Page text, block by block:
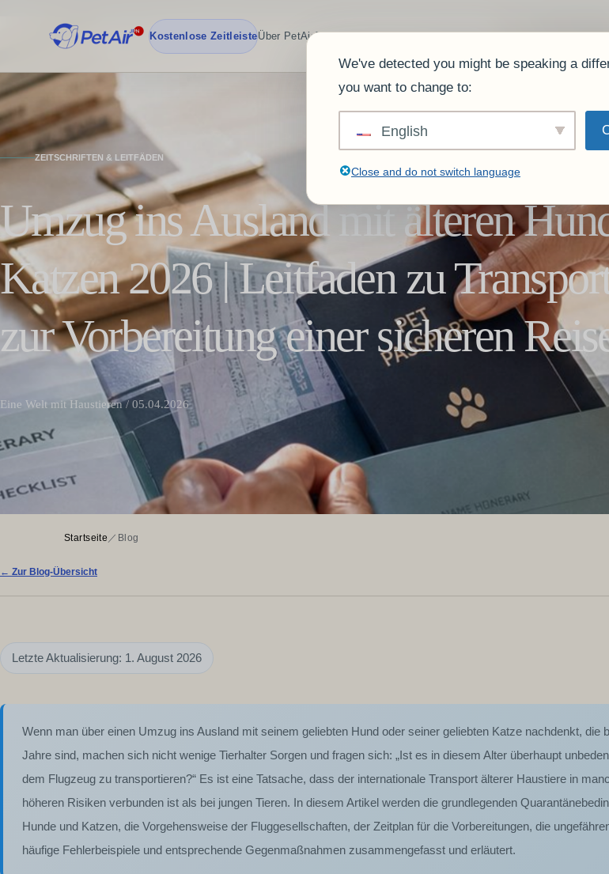
Kostenlose ZeitleisteÜber PetAirJPNTeamDienstleistungAnklagen.Was unsere Kunden
ZEITSCHRIFTEN & LEITFÄDEN
Umzug ins Ausland mit älteren
Katzen 2026 | Leitfaden zu
zur Vorbereitung einer sicheren
Eine Welt mit Haustieren / 05.04.2026
Startseite ／ Blog
← Zur Blog-Übersicht
Letzte Aktualisierung: 1. August 2026
Wenn man über einen Umzug ins Ausland mit seinem geliebten Hund oder seiner geliebten Katze nachdenkt, die
Jahre sind, machen sich nicht wenige Tierhalter Sorgen und fragen sich: „Ist es in diesem Alter überhaupt
dem Flugzeug zu transportieren?“ Es ist eine Tatsache, dass der internationale Transport älterer Haustiere in
höheren Risiken verbunden ist als bei jungen Tieren. In diesem Artikel werden die grundlegenden
Hunde und Katzen, die Vorgehensweise der Fluggesellschaften, der Zeitplan für die Vorbereitungen, die
häufige Fehlerbeispiele und entsprechende Gegenmaßnahmen zusammengefasst und erläutert.
We've detected you might be speaking a
you want to change to:
English
Close and do not switch language